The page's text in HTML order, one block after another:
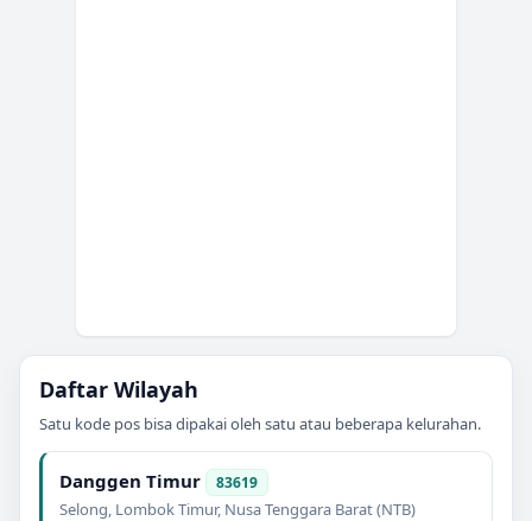
Daftar Wilayah
Satu kode pos bisa dipakai oleh satu atau beberapa kelurahan.
Danggen Timur 83619
Selong, Lombok Timur, Nusa Tenggara Barat (NTB)